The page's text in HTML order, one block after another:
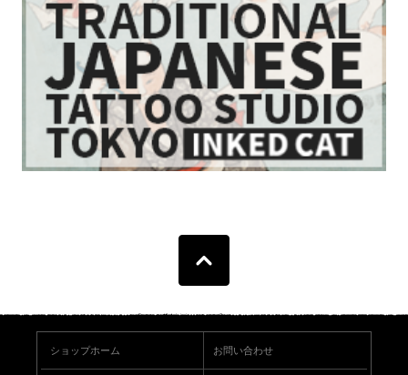
ショップホーム お問い合わせ